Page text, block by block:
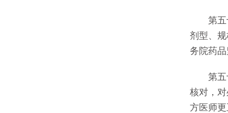
第五十
剂型、
务院药
第五十
核对，
方医师